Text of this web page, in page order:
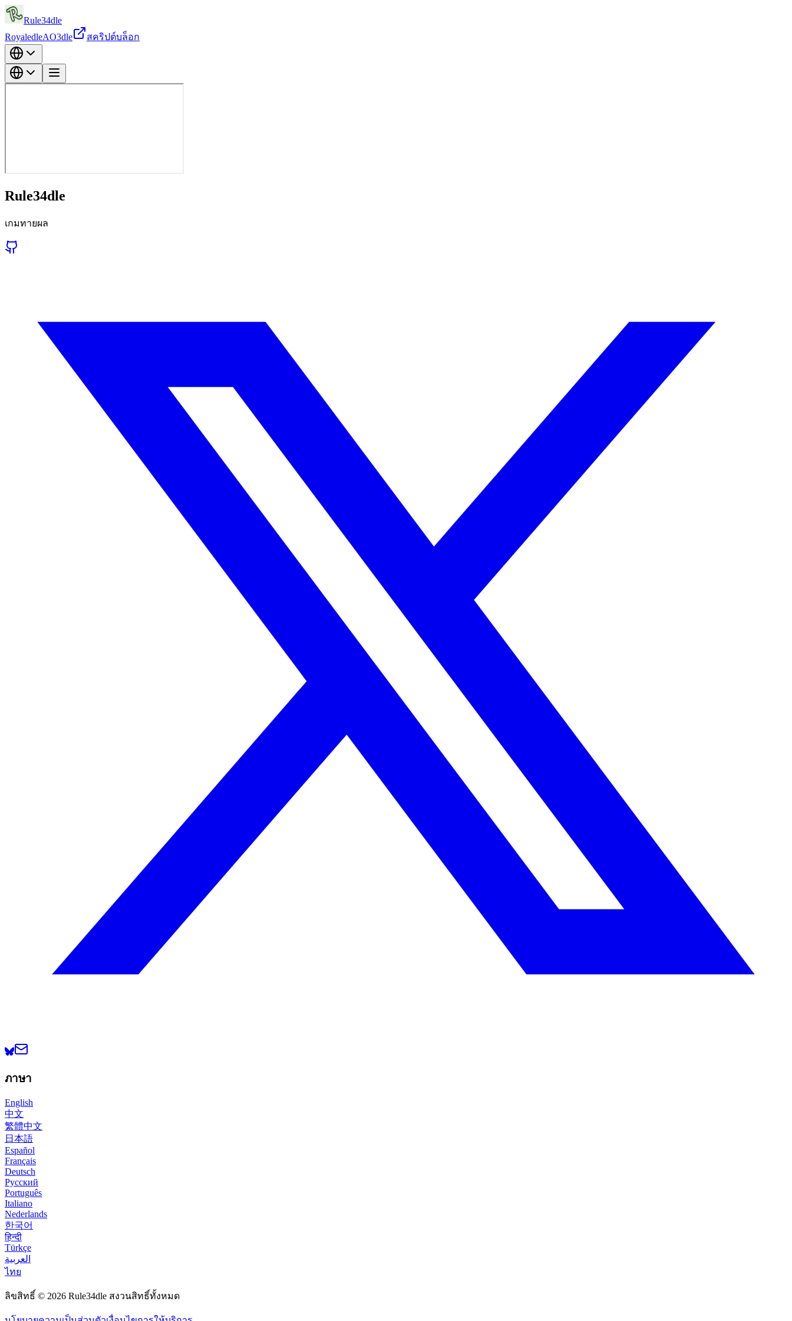
Rule34dle
RoyaledleAO3dle สคริปต์บล็อก
Rule34dle
เกมทายผล
ภาษา
English
中文
繁體中文
日本語
Español
Français
Deutsch
Русский
Português
Italiano
Nederlands
한국어
हिन्दी
Türkçe
العربية
ไทย
ลิขสิทธิ์ © 2026 Rule34dle สงวนสิทธิ์ทั้งหมด